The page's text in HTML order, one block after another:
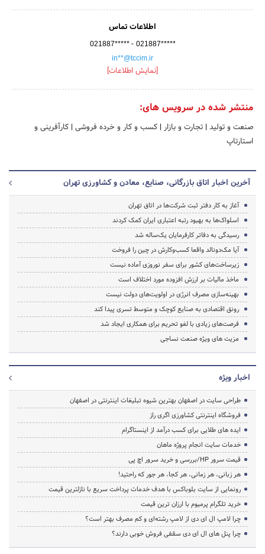
اطلاعات تماس
021887***** - 021887*****
in**@tccim.ir
[نمایش اطلاعات]
منتشر شده در سرویس های:
صنعت و تولید | تجارت و بازار | کسب و کار و خرده فروشی | کارآفرینی و
استارتاپ
آخرین اخبار اتاق بازرگانی، صنایع، معادن و کشاورزی تهران
آغاز به کار دفتر ثبت شرکت‌ها در اتاق تهران
اسلواک‌ها به بهبود رتبه اعتباری ایران کمک کردند
رسیدگی به دفاتر کارفرمایان یک‌ساله شد
آیا مک‌دونالد واقعا کسب‌وکارش در چین را فروخت
زیرساخت‌های کشور برای سفر نوروزی آماده نیست
ماخذ مالیات بر ارزش افزوده مورد اختلاف است
بهینه‌سازی مصرف انرژی در اولویت‌های دولت نیست
رونق اقتصادی به صنایع کوچک و متوسط تسری پیدا کند
فرصت‌های زیادی با لغو تحریم‌ برای همکاری ایجاد شد
مزیت های ویژه صنعت نساجی
اخبار ویژه
طراحی سایت در اصفهان بهترین شیوه تبلیغات اینترنتی در اصفهان
فروشگاه اینترنتی کشاورزی اگری راز
ایده های طلایی برای کسب درآمد از اینستاگرام
خدمات سایت انجام پروژه ماهان
قیمت سرور HP/بررسی و خرید سرور اچ پی
هر زبانی، هر زمانی، هر کجا، هر جور که راحتید!
رونمایی از سایت بلوباکس با هدف خدمات پرداخت سریع با نازلترین قیمت
خرید تلگرام پرمیوم با ارزان ترین قیمت
چرا لامپ ال ای دی از لامپ رشته‌ای و کم مصرف بهتر است؟
چرا پنل های ال ای دی سقفی فروش خوبی دارند؟